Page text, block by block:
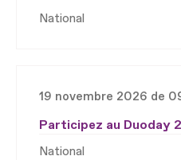
National
19 novembre 2026 de
Participez au Duoday
National